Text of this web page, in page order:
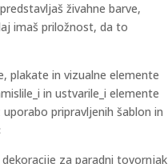
živahne barve,
imaš priložnost, da to
plakate in vizualne elemente
in ustvarile_i elemente
pripravljenih šablon in
za paradni tovornjak